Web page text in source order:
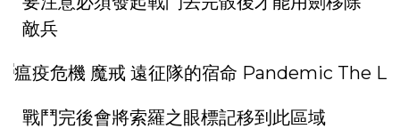
敵兵
戰鬥完後會將索羅之眼標記移到此區域